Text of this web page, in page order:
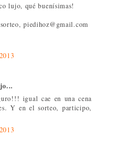
lujo, qué buenísimas!
piedihoz@gmail.com
igual cae en una cena
Y en el sorteo, participo,